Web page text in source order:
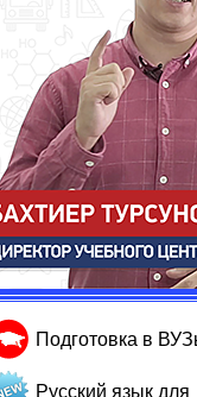
Подготовка в
Русский язык для